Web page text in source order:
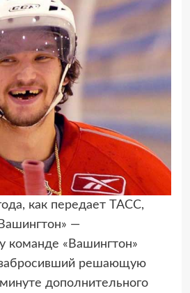
как передает ТАСС,
—
команде «Вашингтон»
решающую
дополнительного